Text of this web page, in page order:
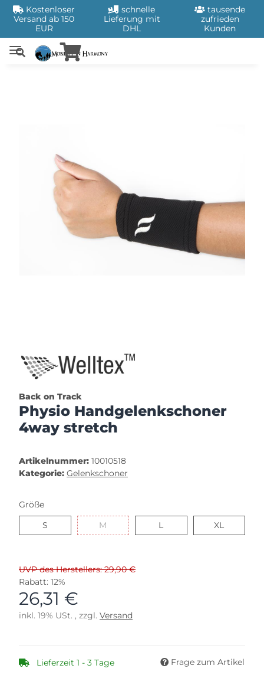
Kostenloser
Versand ab 150
EUR
schnelle
Lieferung mit
DHL
tausende
zufrieden
Kunden
Back on Track
Physio Handgelenkschoner
4way stretch
Artikelnummer: 10010518
Kategorie: Gelenkschoner
Größe
SS M L XL
UVP des Herstellers: 29,90 €
Rabatt: 12%
26,31 €
inkl. 19% USt. , zzgl. Versand
Lieferzeit 1 - 3 Tage Frage zum Artikel